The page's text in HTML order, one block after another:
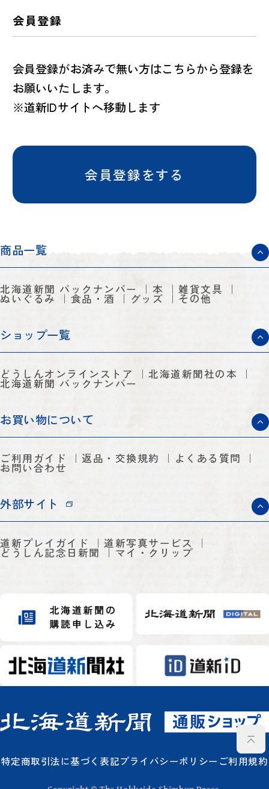
会員登録
会員登録がお済みで無い方はこちらから登録を
お願いいたします。
※道新IDサイトへ移動します
会員登録をする
商品一覧
北海道新聞 バックナンバー 本 雑貨文具
ぬいぐるみ 食品・酒 グッズ その他
ショップ一覧
どうしんオンラインストア 北海道新聞社の本
北海道新聞 バックナンバー
お買い物について
ご利用ガイド 返品・交換規約 よくある質問
お問い合わせ
外部サイト
道新プレイガイド 道新写真サービス
どうしん記念日新聞 マイ・クリップ
特定商取引法に基づく表記プライバシーポリシー ご利用規約